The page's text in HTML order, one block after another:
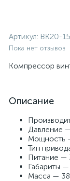
Артикул: ВК20-15
Пока нет отзывов
Компрессор
Описание
Давление
Мощность
Тип
Питание —
Габариты
Масса —